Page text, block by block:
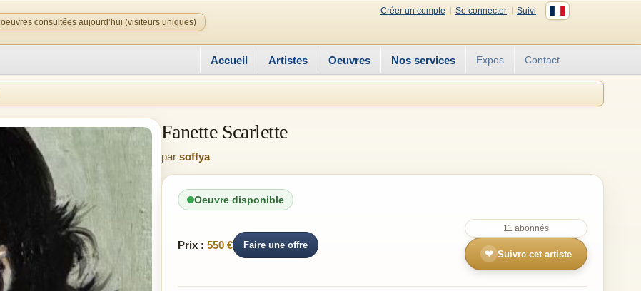
Créer un compte Se connecter
Suivi
oeuvres consultées aujourd’hui (visiteurs uniques)
Accueil Artistes Oeuvres Nos services Expos Contact
Fanette Scarlette
par soffya
Oeuvre disponible
Prix : 550 € Faire une offre
11 abonnés
❤ Suivre cet artiste